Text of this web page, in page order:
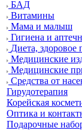
БАД
Витамины
Мама и малыш
Гигиена и
Диета, здоровое
Медицинские
Медицинские
Средства от
Гирудотерапия
Корейская
Оптика и
Подарочные